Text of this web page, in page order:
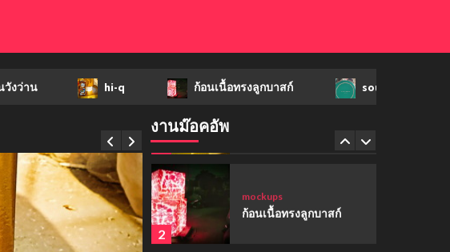
hi-q ก้อนเนื้อทรงลูกบาสก์ soul young
งานม๊อคอัพ
1
mockups
2
ก้อนเนื้อทรงลูกบาสก์